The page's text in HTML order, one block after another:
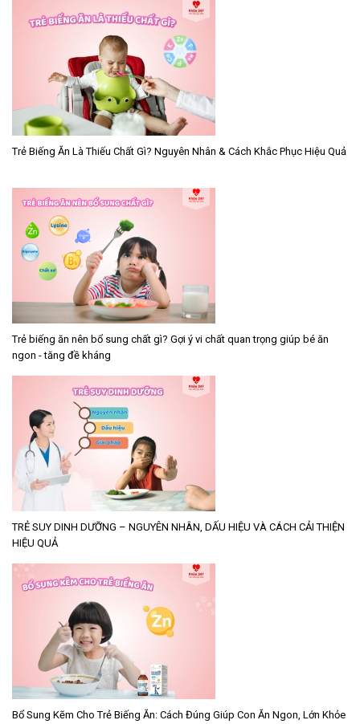
Trẻ Biếng Ăn Là Thiếu Chất Gì? Nguyên Nhân & Cách Khắc Phục Hiệu Quả
Trẻ biếng ăn nên bổ sung chất gì? Gợi ý vi chất quan trọng giúp bé ăn
ngon - tăng đề kháng
TRẺ SUY DINH DƯỠNG – NGUYÊN NHÂN, DẤU HIỆU VÀ CÁCH CẢI THIỆN
HIỆU QUẢ
Bổ Sung Kẽm Cho Trẻ Biếng Ăn: Cách Đúng Giúp Con Ăn Ngon, Lớn Khỏe